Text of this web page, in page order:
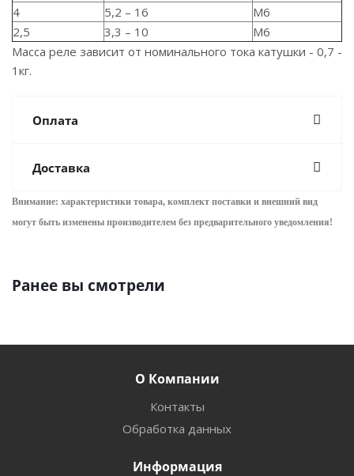
4
5,2 – 16
М6
2,5
3,3 – 10
М6
Масса реле зависит от номинального тока катушки - 0,7 -
1кг.
Оплата
Доставка
Внимание: характеристики товара, комплект поставки и внешний вид
могут быть изменены производителем без предварительного уведомления!
Ранее вы смотрели
О Компании
Контакты
Обработка данных
Информация